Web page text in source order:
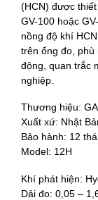
(HCN) được
GV-100 hoặc
nồng độ khí
trên ống đo, phù
động, quan trắc
nghiệp.
Thương hiệu:
Xuất xứ: Nhật
Bảo hành: 12
Model: 12H
Khí phát hiện:
Dải đo: 0,05 –